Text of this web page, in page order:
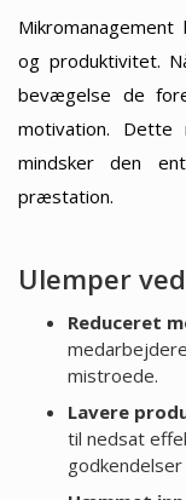
og produktivitet.
bevægelse de
motivation.
mindsker den
præstation.
Ulemper
Reduceret
mistroede.
Lavere
til nedsat